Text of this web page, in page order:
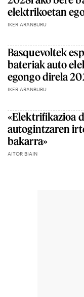
elektrikoetan
IKER ARANBURU
Basquevoltek
bateriak auto
egongo direla
IKER ARANBURU
«Elektrifikazioa
autogintzaren
bakarra»
AITOR BIAIN